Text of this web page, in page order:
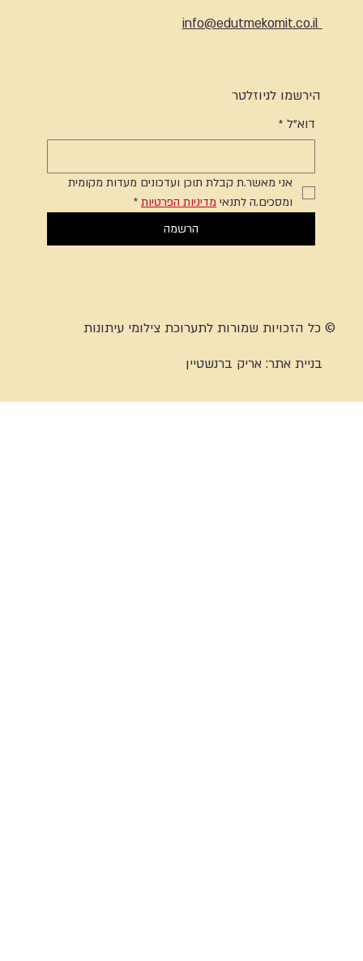
info@edutmekomit.co.il
הירשמו לניוזלטר
דוא"ל *
אני מאשר.ת קבלת תוכן ועדכונים מעדות מקומית
ומסכים.ה לתנאי מדיניות הפרטיות *
הרשמה
© כל הזכויות שמורות לתערוכת צילומי עיתונות
בניית אתר:אריק ברנשטיין